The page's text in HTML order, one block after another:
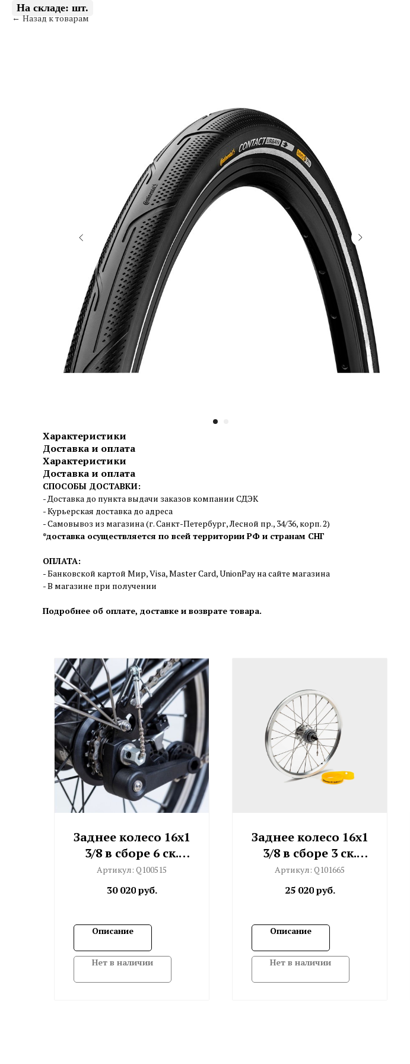
Назад к товарам
Характеристики
Доставка и оплата
Характеристики
Доставка и оплата
СПОСОБЫ ДОСТАВКИ:
- Доставка до пункта выдачи заказов компании СДЭК
- Курьерская доставка до адреса
- Самовывоз из магазина (г. Санкт-Петербург, Лесной пр., 34/36, корп. 2)
*доставка осуществляется по всей территории РФ и странам СНГ
ОПЛАТА:
- Банковской картой Мир, Visa, Master Card, UnionPay на сайте магазина
- В магазине при получении
Подробнее об оплате, доставке и возврате товара.
Заднее колесо 16x1
3/8 в сборе 6 ск.
BWR 3 (черное)
Артикул: Q100515
30 020 руб.
Описание
Нет в наличии
Заднее колесо 16x1
3/8 в сборе 3 ск.
BSR 3
Артикул: Q101665
25 020 руб.
Описание
Нет в наличии